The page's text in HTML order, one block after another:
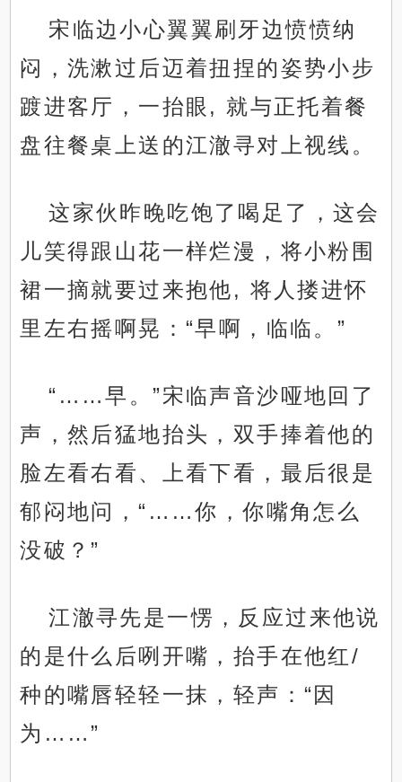
宋临边小心翼翼刷牙边愤愤纳
闷，洗漱过后迈着扭捏的姿势小步
踱进客厅，一抬眼, 就与正托着餐
盘往餐桌上送的江澈寻对上视线。
这家伙昨晚吃饱了喝足了，这会
儿笑得跟山花一样烂漫，将小粉围
裙一摘就要过来抱他, 将人搂进怀
里左右摇啊晃：“早啊，临临。”
“……早。”宋临声音沙哑地回了
声，然后猛地抬头，双手捧着他的
脸左看右看、上看下看，最后很是
郁闷地问，“……你，你嘴角怎么
没破？”
江澈寻先是一愣，反应过来他说
的是什么后咧开嘴，抬手在他红/
种的嘴唇轻轻一抹，轻声：“因
为……”